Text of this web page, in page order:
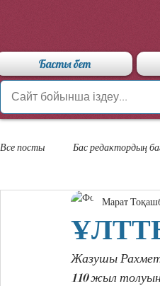
Басты бет
Все посты Бас редактордың
«Арыстан» мамандандырылған
Марат
Жазушы
110 жыл